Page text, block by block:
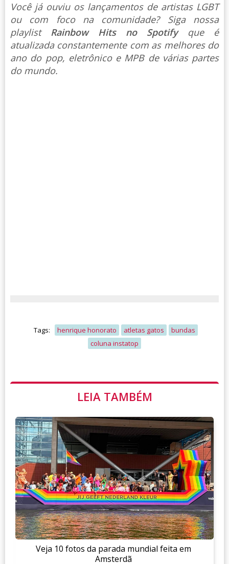
Você já ouviu os lançamentos de artistas LGBT
ou com foco na comunidade? Siga nossa
playlist Rainbow Hits no Spotify que é
atualizada constantemente com as melhores do
ano do pop, eletrônico e MPB de várias partes
do mundo.
Tags: henrique honorato atletas gatos
bundas
coluna instatop
LEIA TAMBÉM
Veja 10 fotos da parada mundial feita em
Amsterdã